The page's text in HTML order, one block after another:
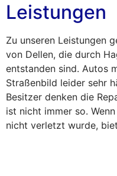
Leistungen
Zu unseren Leistungen
von Dellen, die durch
entstanden sind. Autos
Straßenbild leider sehr
Besitzer denken die
ist nicht immer so.
nicht verletzt wurde,